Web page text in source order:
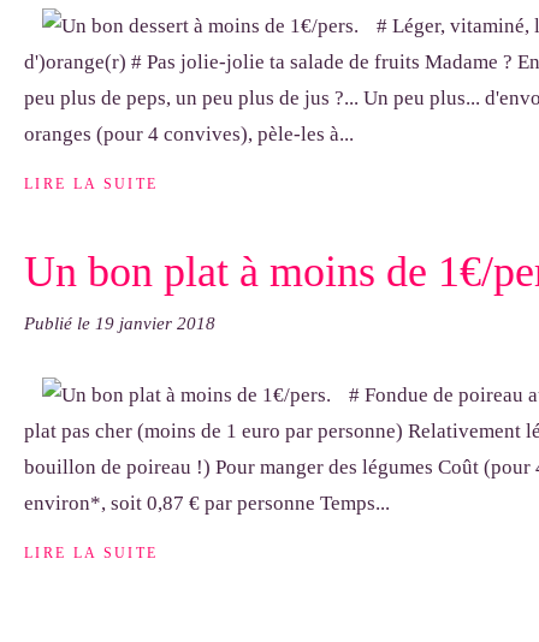
# Léger, vitaminé,
d')orange(r) # Pas jolie-jolie ta salade de fruits Madame ?
peu plus de peps, un peu plus de jus ?... Un peu plus...
oranges (pour 4 convives), pèle-les à...
LIRE LA SUITE
Un bon plat à moins de 1€/
Publié le 19 janvier 2018
# Fondue de poireau
plat pas cher (moins de 1 euro par personne) Relativement
bouillon de poireau !) Pour manger des légumes Coût (pour
environ*, soit 0,87 € par personne Temps...
LIRE LA SUITE